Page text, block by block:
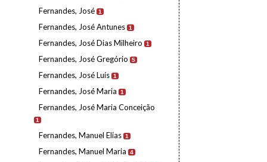
Fernandes, José 1
Fernandes, José Antunes 1
Fernandes, José Dias Milheiro 1
Fernandes, José Gregório 5
Fernandes, José Luís 1
Fernandes, José Maria 1
Fernandes, José Maria Conceição
1
Fernandes, Manuel Elias 1
Fernandes, Manuel Maria 4